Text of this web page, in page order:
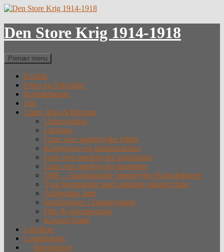
Hop
indhold
Den Store Krig 1914-1918
Søg
Primær menu
Forside
Fotos og Arkivalier
Krigsdeltagere
Om
Lister, links & litteratur
Undervisning
Litteratur
Lister over sønderjyske faldne
Krigergrave og mindesmærker
Liste over sønderjyske krigsfanger
Liste over sønderjyske desertører
DSK – Dansksindede Sønderjyske Krigsdeltagere
Tysk hjemmeside med tabslister (eksternt link)
Alfabetiske lister
Straffefanger i Sønderjylland
Film & videoforedrag
Krigens forløb
Leksikon
Lokalhistorie
Introduction